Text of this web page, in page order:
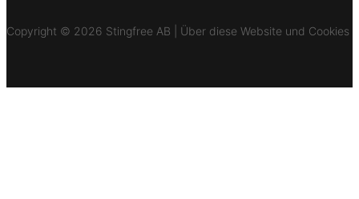
Copyright © 2026 Stingfree AB | Über diese Website und Cookies